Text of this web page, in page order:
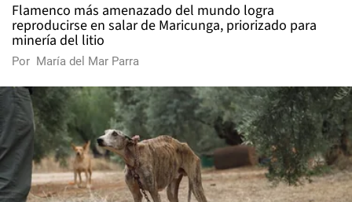
Flamenco más amenazado del mundo logra
reproducirse en salar de Maricunga, priorizado para
minería del litio
Por María del Mar Parra